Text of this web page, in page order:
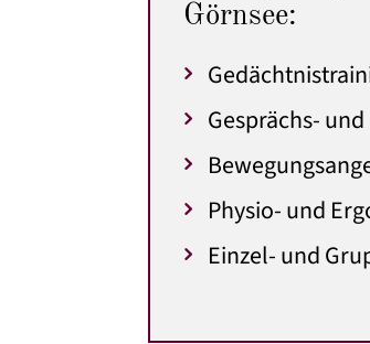
Görnsee:
Gesprächs-
Physio- und
Einzel- und